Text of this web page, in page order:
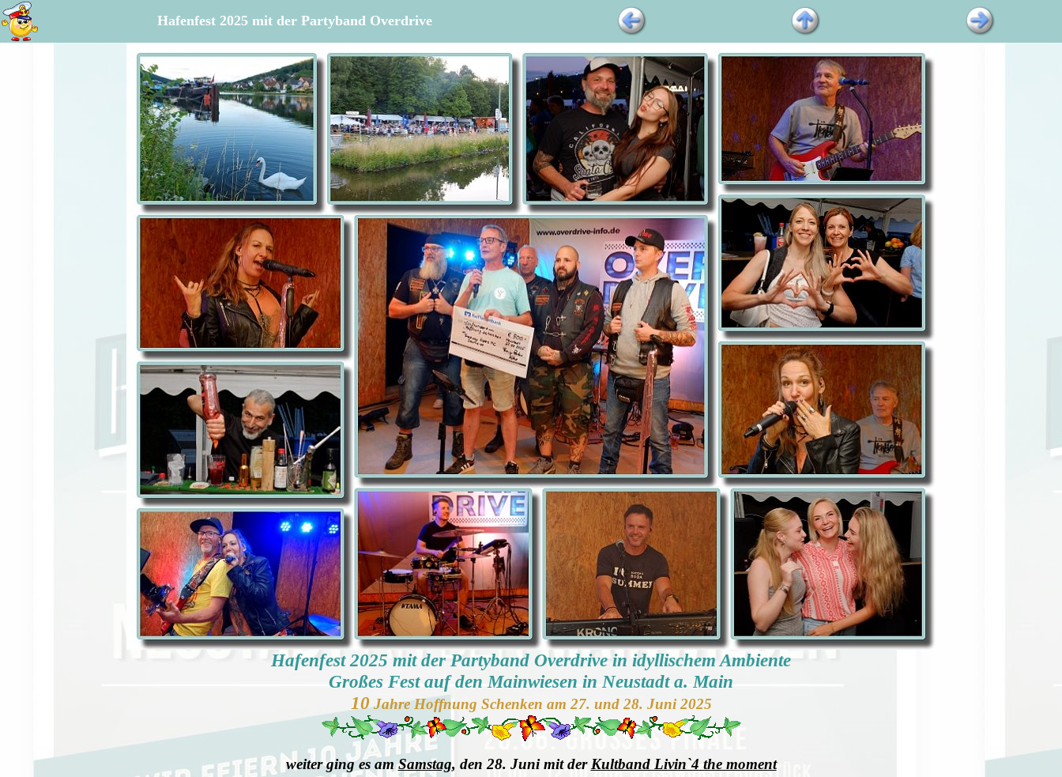
Hafenfest 2025 mit der Partyband Overdrive
Hafenfest 2025 mit der Partyband Overdrive in idyllischem Ambiente
Großes Fest auf den Mainwiesen in Neustadt a. Main
10Jahre Hoffnung Schenken am 27. und 28. Juni 2025
weiter ging es amSamstag, den 28. Juni mit der Kultband Livin`4 the moment